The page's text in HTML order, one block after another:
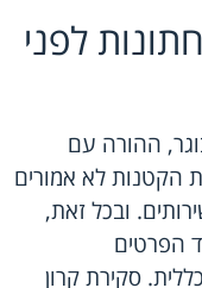
לפני
ההורה עם
הקטנות לא אמורים
ובכל זאת,
הפרטים
סקירת קרון